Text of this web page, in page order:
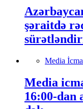
şəraitdə
Media
Media
16:00-dan